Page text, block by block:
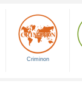
Criminon